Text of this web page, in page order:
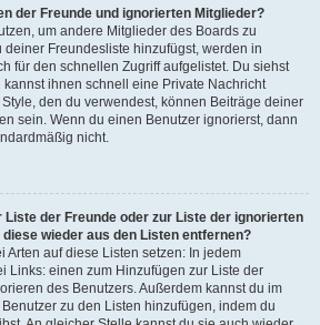
der Freunde und ignorierten Mitglieder?
um andere Mitglieder des Boards zu
Freundesliste hinzufügst, werden in
für den schnellen Zugriff aufgelistet. Du siehst
ihnen schnell eine Private Nachricht
den du verwendest, können Beiträge deiner
sein. Wenn du einen Benutzer ignorierst, dann
nicht.
Liste der Freunde oder zur Liste der ignorierten
wieder aus den Listen entfernen?
Arten auf diese Listen setzen: In jedem
Links: einen zum Hinzufügen zur Liste der
des Benutzers. Außerdem kannst du im
zu den Listen hinzufügen, indem du